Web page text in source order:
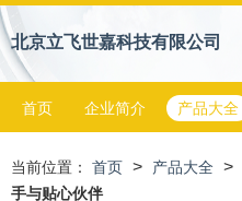
北京立飞世嘉科技有限公司
首页 企业简介 产品大全
当前位置： 首页 > 产品大全 >
手与贴心伙伴